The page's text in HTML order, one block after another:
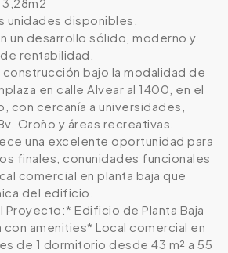
unidades disponibles.
un desarrollo sólido, moderno y
rentabilidad.
construcción bajo la modalidad de
en calle Alvear al 1400, en el
con cercanía a universidades,
Oroño y áreas recreativas.
una excelente oportunidad para
finales, conunidades funcionales
comercial en planta baja que
del edificio.
Edificio de Planta Baja
con amenities* Local comercial en
de 1 dormitorio desde 43 m² a 55